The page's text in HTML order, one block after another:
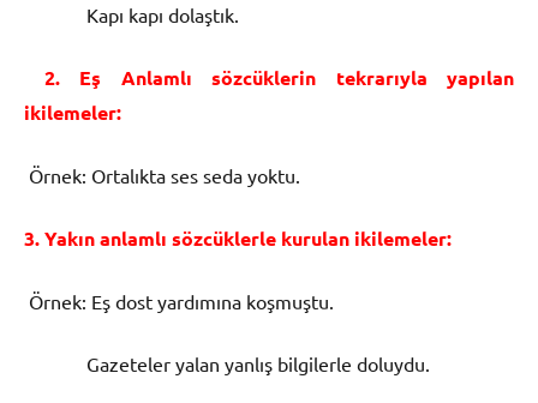
Kapı kapı dolaştık.
2. Eş Anlamlı sözcüklerin tekrarıyla yapılan
ikilemeler:
Örnek: Ortalıkta ses seda yoktu.
3. Yakın anlamlı sözcüklerle kurulan ikilemeler:
Örnek: Eş dost yardımına koşmuştu.
Gazeteler yalan yanlış bilgilerle doluydu.